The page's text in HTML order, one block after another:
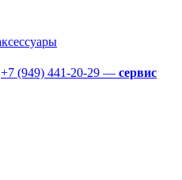
+7 (949) 441-20-29 — сервис